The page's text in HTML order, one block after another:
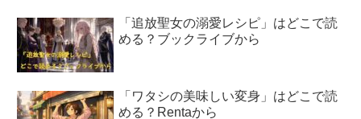
「追放聖女の溺愛レシピ」はどこで読
める？ブックライブから
「ワタシの美味しい変身」はどこで読
める？Rentaから